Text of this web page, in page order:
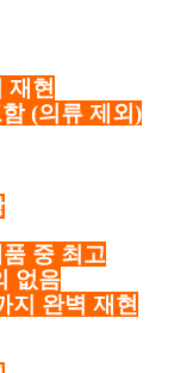
재현
(의류 제외)
중 최고
없음
지 완벽 재현